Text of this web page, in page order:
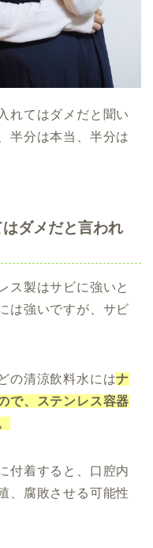
れてはダメだと聞い
半分は本当、半分は
はダメだと言われ
ス製はサビに強いと
は強いですが、サビ
の清涼飲料水にはナ
で、ステンレス容器
付着すると、口腔内
、腐敗させる可能性